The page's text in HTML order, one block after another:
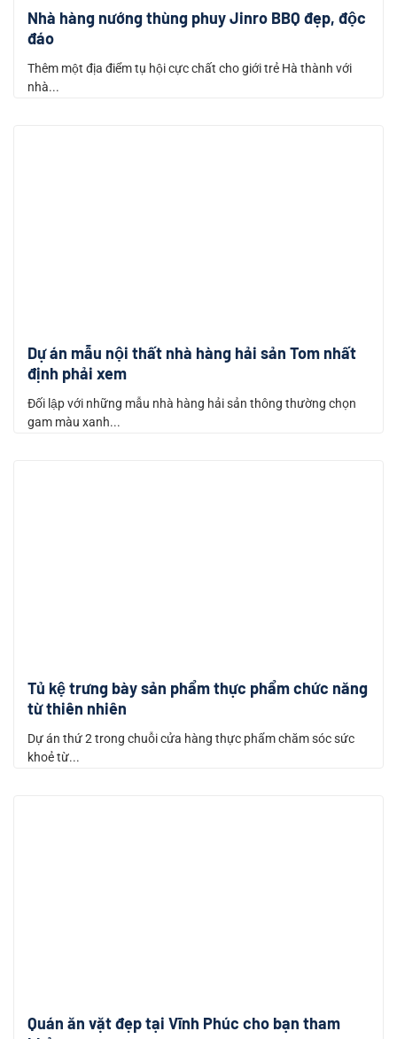
Nhà hàng nướng thùng phuy Jinro BBQ đẹp, độc
đáo
Thêm một địa điểm tụ hội cực chất cho giới trẻ Hà thành với
nhà...
Dự án mẫu nội thất nhà hàng hải sản Tom nhất
định phải xem
Đối lập với những mẫu nhà hàng hải sản thông thường chọn
gam màu xanh...
Tủ kệ trưng bày sản phẩm thực phẩm chức năng
từ thiên nhiên
Dự án thứ 2 trong chuỗi cửa hàng thực phẩm chăm sóc sức
khoẻ từ...
Quán ăn vặt đẹp tại Vĩnh Phúc cho bạn tham